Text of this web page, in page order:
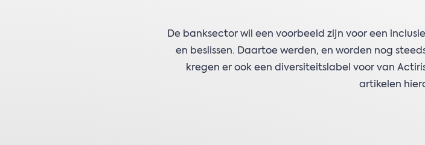
De banksector wil een voorbeeld zijn voor een
en beslissen. Daartoe werden, en worden nog
kregen er ook een diversiteitslabel voor van
artikelen